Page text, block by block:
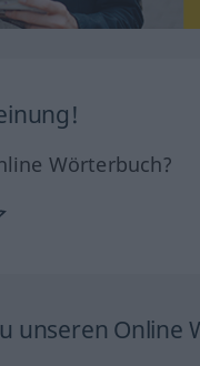
Wörterbuch?
unseren Online